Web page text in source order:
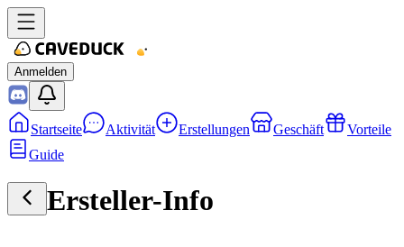
Anmelden
Startseite Aktivität Erstellungen Geschäft
Vorteile
Guide
Ersteller-Info